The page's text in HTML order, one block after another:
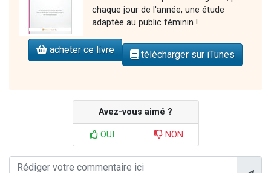
chaque jour de l'année, une étude
adaptée au public féminin !
acheter ce livre télécharger sur iTunes
Avez-vous aimé ?
OUI NON